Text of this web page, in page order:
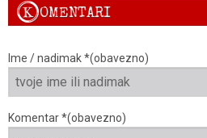
KOMENTARI
Ime / nadimak *(obavezno)
Komentar *(obavezno)